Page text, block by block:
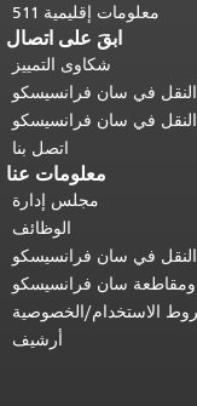
معلومات إقليمية 511
ابقَ على اتصال
شكاوى التمييز
في سان فرانسيسكو
في سان فرانسيسكو
اتصل بنا
معلومات عنا
مجلس إدارة
الوظائف
النقل في سان فرانسيسكو
ومقاطعة سان فرانسيسكو
الاستخدام/الخصوصية
أرشيف